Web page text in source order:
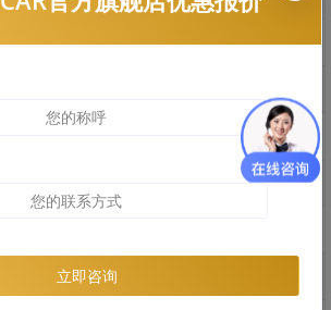
￥954.00
￥1100.00
立即咨询